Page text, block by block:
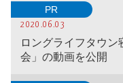
PR
2020.06.03
ロングライフタウ
会」の動画を公開